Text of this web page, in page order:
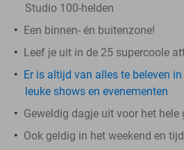
Studio 100-helden
Een binnen- én buitenzone!
Leef je uit in de 25 supercoole
Er is altijd van alles te beleven
leuke shows en evenementen
Geweldig dagje uit voor het hele
Ook geldig in het weekend en